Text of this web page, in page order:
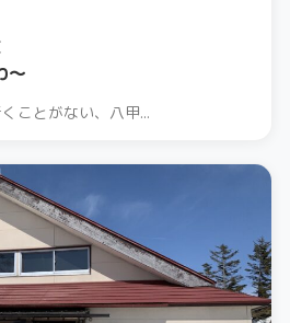
〜
ことがない、八甲...